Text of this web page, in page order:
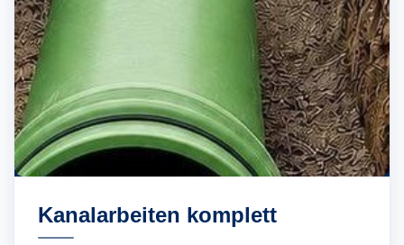
Kanalarbeiten komplett